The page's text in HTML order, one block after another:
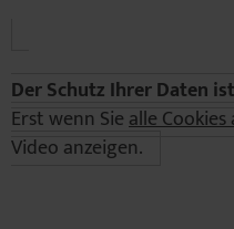
Der Schutz Ihrer Daten
Erst wenn Siealle
Video anzeigen.